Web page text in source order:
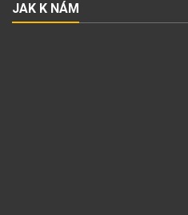
JAK K NÁM